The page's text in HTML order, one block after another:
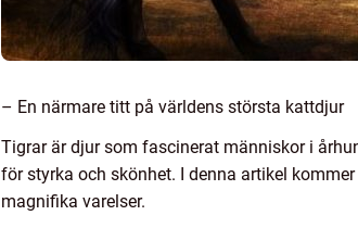
– En närmare titt på världens största kattdjur
Tigrar är djur som fascinerat människor i
för styrka och skönhet. I denna artikel
magnifika varelser.